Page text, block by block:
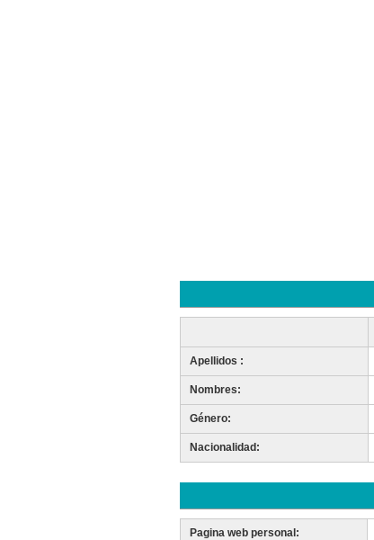
Apellidos :
Nombres:
Género:
Nacionalidad:
Pagina web personal: